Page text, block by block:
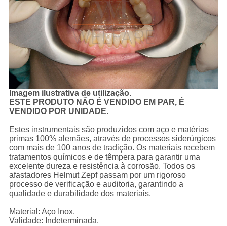
Imagem ilustrativa de utilização.
ESTE PRODUTO NÃO É VENDIDO EM PAR, É
VENDIDO POR UNIDADE.
Estes instrumentais são produzidos com aço e matérias
primas 100% alemães, através de processos siderúrgicos
com mais de 100 anos de tradição. Os materiais recebem
tratamentos químicos e de têmpera para garantir uma
excelente dureza e resistência à corrosão. Todos os
afastadores Helmut Zepf passam por um rigoroso
processo de verificação e auditoria, garantindo a
qualidade e durabilidade dos materiais.
Material: Aço Inox.
Validade: Indeterminada.